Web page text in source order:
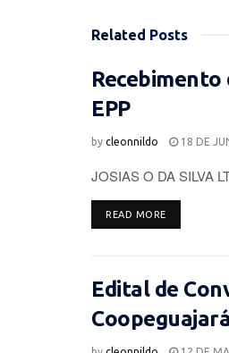
Related Posts
Recebimento
EPP
by cleonnildo 18 DE
JOSIAS O DA SILVA
READ MOREDETAILS
Edital de
Coopeguajará